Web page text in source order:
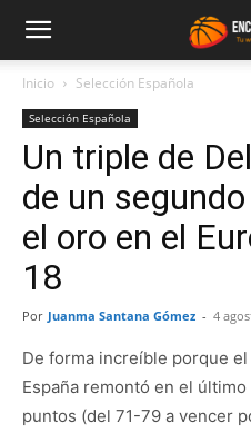
Inicio Selección Española
Selección Española
Un triple de
de un
el oro en el
18
Por Juanma Santana Gómez - 4
De forma increíble porque
España remontó en el
puntos (del 71-79 a vencer